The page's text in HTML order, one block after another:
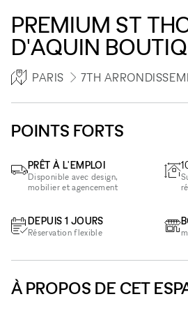
PREMIUM ST
D'AQUIN
PARIS 7TH
POINTS FORTS
PRÊT À L'EMPLOI
Disponible avec design,
mobilier et agencement
DEPUIS 1 JOURS
Réservation flexible
À PROPOS DE CET